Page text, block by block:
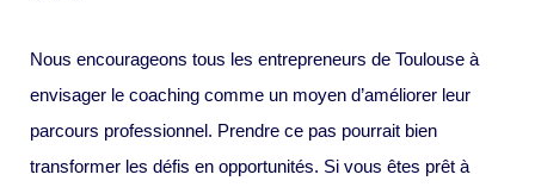
Nous encourageons tous les entrepreneurs de Toulouse à
envisager le coaching comme un moyen d’améliorer leur
parcours professionnel. Prendre ce pas pourrait bien
transformer les défis en opportunités. Si vous êtes prêt à